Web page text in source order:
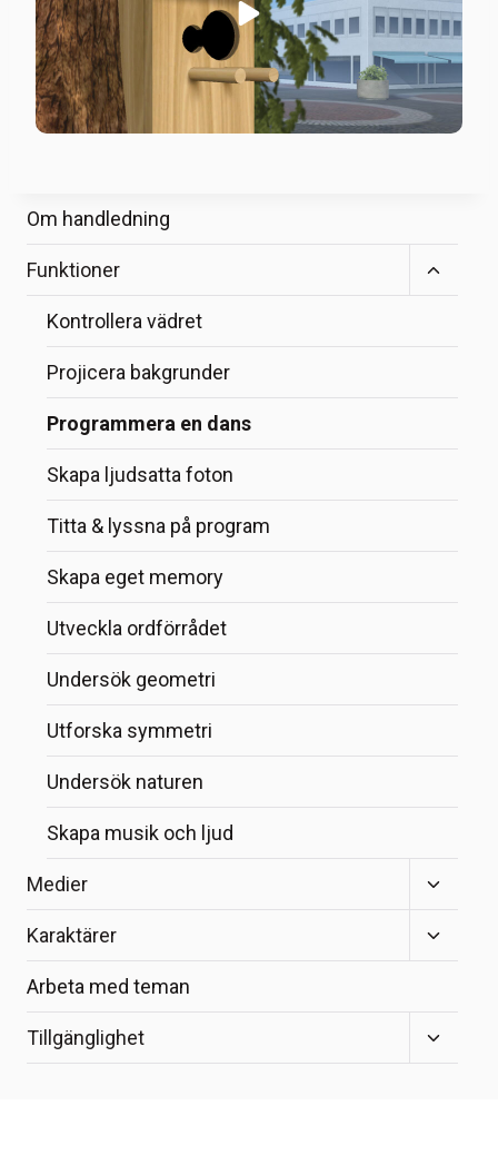
Om handledning
Funktioner
Toggle
Kontrollera vädret
Projicera bakgrunder
Programmera en dans
Skapa ljudsatta foton
Titta & lyssna på program
Skapa eget memory
Utveckla ordförrådet
Undersök geometri
Utforska symmetri
Undersök naturen
Skapa musik och ljud
Medier
Toggle
Karaktärer
Toggle
Arbeta med teman
Tillgänglighet
Toggle